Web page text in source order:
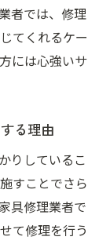
者では、修理
てくれるケー
には心強いサ
る理由
りしているこ
すことでさら
具修理業者で
て修理を行う